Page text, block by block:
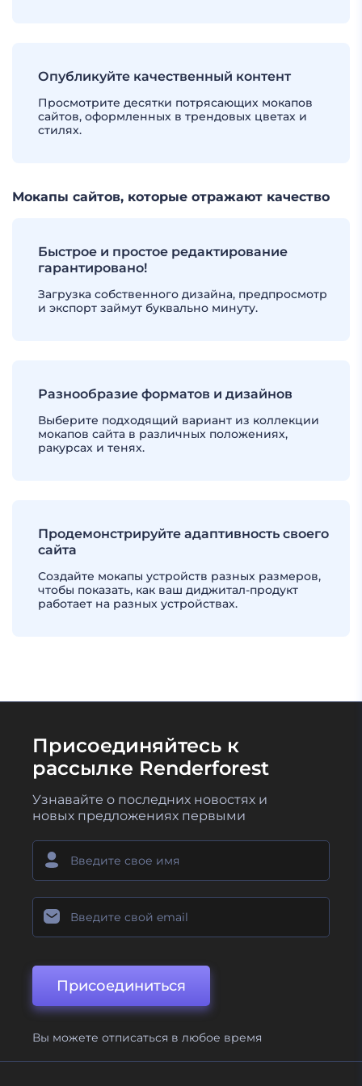
Опубликуйте качественный контент
Просмотрите десятки потрясающих мокапов
сайтов, оформленных в трендовых цветах и
стилях.
Мокапы сайтов, которые отражают качество
Быстрое и простое редактирование
гарантировано!
Загрузка собственного дизайна, предпросмотр
и экспорт займут буквально минуту.
Разнообразие форматов и дизайнов
Выберите подходящий вариант из коллекции
мокапов сайта в различных положениях,
ракурсах и тенях.
Продемонстрируйте адаптивность своего
сайта
Создайте мокапы устройств разных размеров,
чтобы показать, как ваш диджитал-продукт
работает на разных устройствах.
Присоединяйтесь к
рассылке Renderforest
Узнавайте о последних новостях и
новых предложениях первыми
Присоединиться
Вы можете отписаться в любое время